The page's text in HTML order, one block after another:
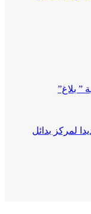
” بلاغ”
لمركز بدائل